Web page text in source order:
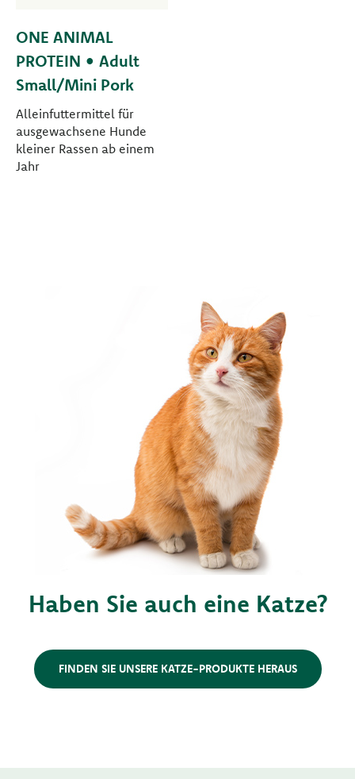
ONE ANIMAL
PROTEIN • Adult
Small/Mini Pork
Alleinfuttermittel für
ausgewachsene Hunde
kleiner Rassen ab einem
Jahr
Haben Sie auch eine Katze?
FINDEN SIE UNSERE KATZE-PRODUKTE HERAUS